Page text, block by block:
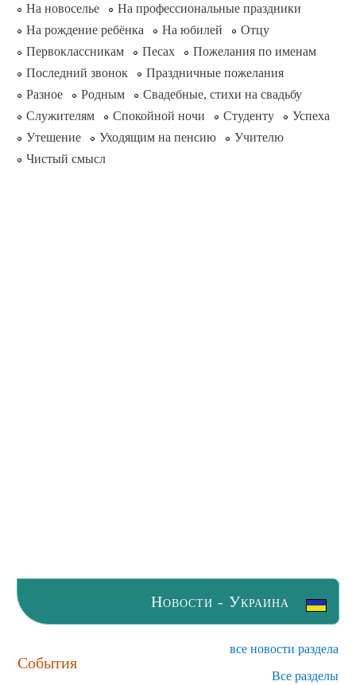
На новоселье
На профессиональные праздники
На рождение ребёнка
На юбилей
Отцу
Первоклассникам
Песах
Пожелания по именам
Последний звонок
Праздничные пожелания
Разное
Родным
Свадебные, стихи на свадьбу
Служителям
Спокойной ночи Студенту
Успеха
Утешение
Уходящим на пенсию
Учителю
Чистый смысл
Новости - Украина
События
все новости раздела
Все разделы